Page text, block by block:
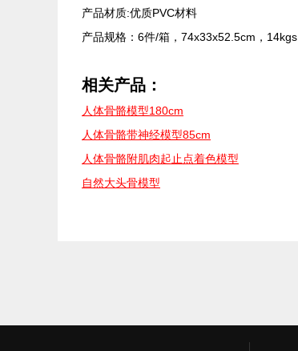
产品材质:优质PVC材料
产品规格：6件/箱，74x33x52.5cm，14kgs
相关产品：
人体骨骼模型180cm
人体骨骼带神经模型85cm
人体骨骼附肌肉起止点着色模型
自然大头骨模型